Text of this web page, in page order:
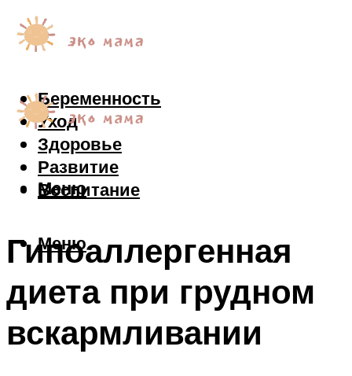
Беременность
Уход
Здоровье
Развитие
Воспитание
Меню
Меню
Гипоаллергенная
диета при грудном
вскармливании